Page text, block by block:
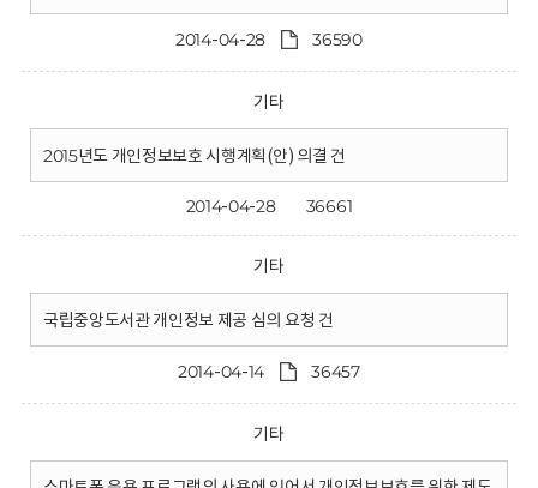
2014-04-28 36590
기타
2015년도 개인정보보호 시행계획(안) 의결 건
2014-04-28 36661
기타
국립중앙도서관 개인정보 제공 심의 요청 건
2014-04-14 36457
기타